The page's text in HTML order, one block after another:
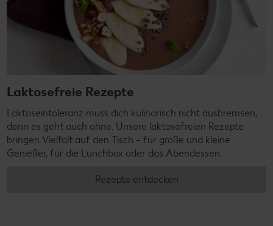
Laktosefreie Rezepte
Laktoseintoleranz muss dich kulinarisch nicht ausbremsen,
denn es geht auch ohne. Unsere laktosefreien Rezepte
bringen Vielfalt auf den Tisch – für große und kleine
Genießer, für die Lunchbox oder das Abendessen.
Rezepte entdecken